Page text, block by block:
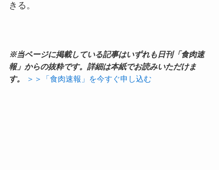
きる。
※当ページに掲載している記事はいずれも日刊「食肉速
報」からの抜粋です。詳細は本紙でお読みいただけま
す。
＞＞「食肉速報」を今すぐ申し込む